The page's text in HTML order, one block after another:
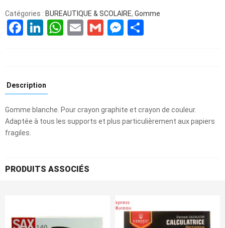
Catégories : BUREAUTIQUE & SCOLAIRE, Gomme
Facebook
LinkedIn
WhatsApp
EmailGmailMessenger
Description
Gomme blanche. Pour crayon graphite et crayon de couleur.
Adaptée à tous les supports et plus particulièrement aux papiers
fragiles.
PRODUITS ASSOCIÉS